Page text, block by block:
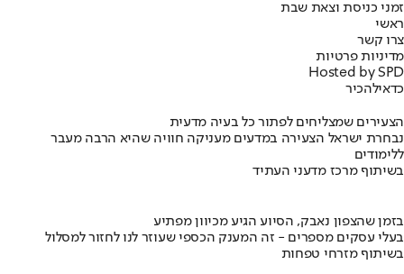
זמני כניסת וצאת שבת
ראשי
צרו קשר
מדיניות פרטיות
Hosted by SPD
כדאילהכיר
הצעירים שמצליחים לפתור כל בעיה מדעית
נבחרת ישראל הצעירה במדעים מעניקה חוויה שהיא הרבה מעבר
ללימודים
בשיתוף מרכז מדעני העתיד
בזמן שהצפון נאבק, הסיוע הגיע מכיוון מפתיע
בעלי עסקים מספרים - זה המענק הכספי שעוזר לנו לחזור למסלול
בשיתוף מזרחי טפחות